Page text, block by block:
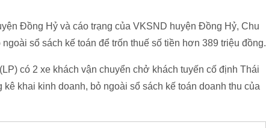
Đồng Hỷ và cáo trạng của VKSND huyện Đồng Hỷ, Chu
sổ sách kế toán để trốn thuế số tiền hơn 389 triệu đồng.
có 2 xe khách vận chuyển chở khách tuyến cố định Thái
khai kinh doanh, bỏ ngoài sổ sách kế toán doanh thu của